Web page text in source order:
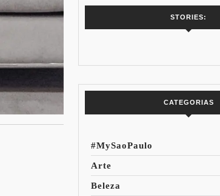
STORIES:
7 Vinhos com +
15% de
CATEGORIAS
#MySaoPaulo
Arte
Beleza